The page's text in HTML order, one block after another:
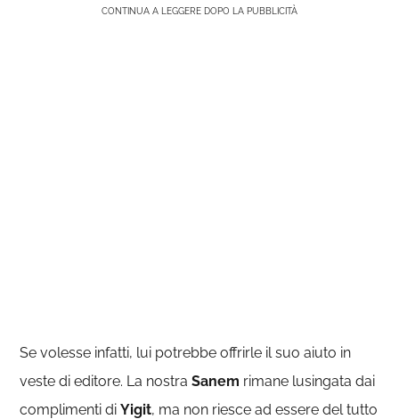
CONTINUA A LEGGERE DOPO LA PUBBLICITÀ
Se volesse infatti, lui potrebbe offrirle il suo aiuto in
veste di editore. La nostraSanem rimane lusingata dai
complimenti diYigit, ma non riesce ad essere del tutto